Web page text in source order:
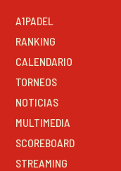
A1PADEL
RANKING
CALENDARIO
TORNEOS
NOTICIAS
MULTIMEDIA
SCOREBOARD
STREAMING